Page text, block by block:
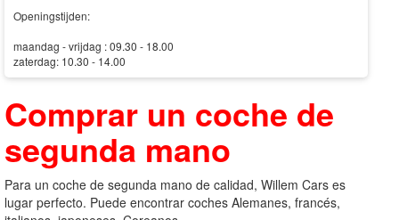
Openingstijden:
maandag - vrijdag : 09.30 - 18.00
zaterdag: 10.30 - 14.00
Comprar un coche de
segunda mano
Para un coche de segunda mano de calidad, Willem Cars es
lugar perfecto. Puede encontrar coches Alemanes, francés,